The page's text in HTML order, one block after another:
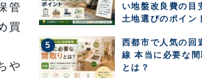
管
買
や
い地盤改良費の目
土地選びのポイン
西都市で人気の回
線 本当に必要な間
とは？